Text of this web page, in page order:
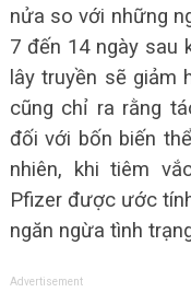
nửa so với những
7 đến 14 ngày sau
lây truyền sẽ giảm
cũng chỉ ra rằng
đối với bốn biến
nhiên, khi tiêm
Pfizer được ước
ngăn ngừa tình
Advertisement